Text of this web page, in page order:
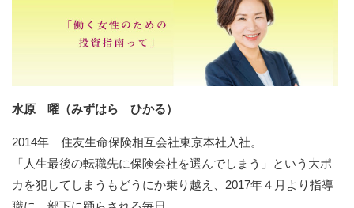
水原 曜（みずはら ひかる）
2014年 住友生命保険相互会社東京本社入社。
「人生最後の転職先に保険会社を選んでしまう」という大ポ
カを犯してしまうもどうにか乗り越え、2017年４月より指導